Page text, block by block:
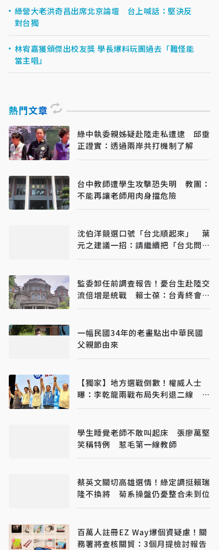
綠營大老洪奇昌出席北京論壇 台上喊話：堅決反
對台獨
林宥嘉獲頒傑出校友獎 學長爆料玩團過去「難怪能
當主唱」
熱門文章
綠中執委親姊疑赴陸走私遭逮 邱垂
正證實：透過兩岸共打機制了解
台中教師遭學生攻擊恐失明 教團：
不能再讓老師用肉身擋危險
沈伯洋競選口號「台北順起來」 葉
元之建議一招：請繼續把「台北問
題」帶出去
監委卸任前調查報告！憂台生赴陸交
流倍增是統戰 賴士葆：台青終會認
清台獨手段
一幅民國34年的老畫點出中華民國
父親節由來
【獨家】地方選戰倒數！權威人士
曝：李乾龍兩戰布局失利退二線 鄭
麗文扛責整合艱困選區
學生睡覺老師不敢叫起床 張廖萬堅
笑稱特例 惹毛第一線教師
蔡英文關切高雄選情！綠定調挺賴瑞
隆不換將 菊系操盤仍憂整合未到位
百萬人註冊EZ Way爆個資疑慮！關
務署將查核關貿：3個月提檢討報告